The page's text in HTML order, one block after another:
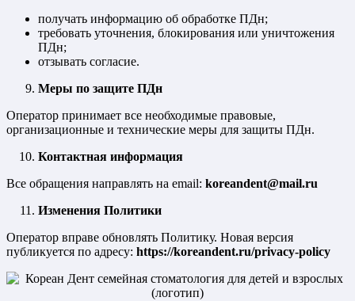
получать информацию об обработке ПДн;
требовать уточнения, блокирования или уничтожения
ПДн;
отзывать согласие.
Меры по защите ПДн
Оператор принимает все необходимые правовые,
организационные и технические меры для защиты ПДн.
Контактная информация
Все обращения направлять на email: koreandent@mail.ru
Изменения Политики
Оператор вправе обновлять Политику. Новая версия
публикуется по адресу: https://koreandent.ru/privacy-policy